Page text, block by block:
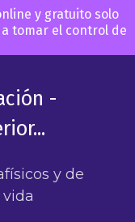
y gratuito solo
tomar el control de
-
y de